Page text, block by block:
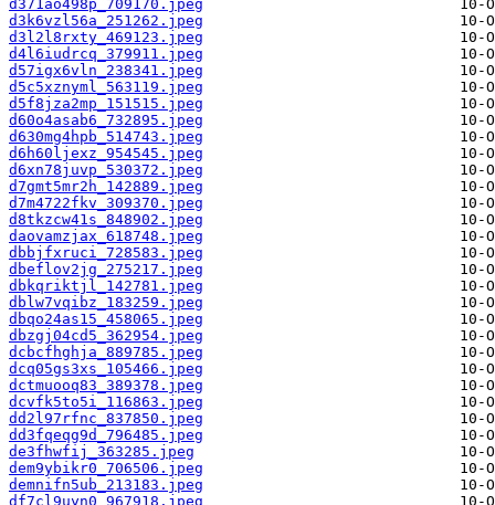
d371ao498p_709170.jpeg
d3k6vzl56a_251262.jpeg
d3l2l8rxty_469123.jpeg
d4l6iudrcq_379911.jpeg
d57igx6vln_238341.jpeg
d5c5xznyml_563119.jpeg
d5f8jza2mp_151515.jpeg
d60o4asab6_732895.jpeg
d630mg4hpb_514743.jpeg
d6h60ljexz_954545.jpeg
d6xn78juvp_530372.jpeg
d7gmt5mr2h_142889.jpeg
d7m4722fkv_309370.jpeg
d8tkzcw41s_848902.jpeg
daovamzjax_618748.jpeg
dbbjfxruci_728583.jpeg
dbeflov2jg_275217.jpeg
dbkqriktjl_142781.jpeg
dblw7vqibz_183259.jpeg
dbqo24as15_458065.jpeg
dbzgj04cd5_362954.jpeg
dcbcfhghja_889785.jpeg
dcq05gs3xs_105466.jpeg
dctmuooq83_389378.jpeg
dcvfk5to5i_116863.jpeg
dd2l97rfnc_837850.jpeg
dd3fqeqg9d_796485.jpeg
de3fhwfij_363285.jpeg
dem9ybikr0_706506.jpeg
demnifn5ub_213183.jpeg
df7cl9uyn0_967918.jpeg